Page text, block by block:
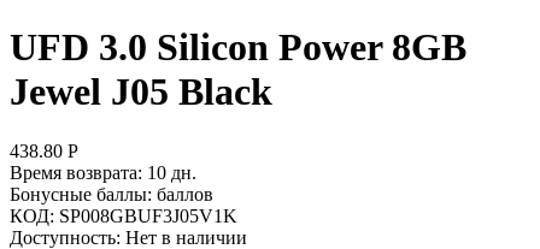
UFD 3.0 Silicon Power 8GB
Jewel J05 Black
438.80 Р
Время возврата: 10 дн.
Бонусные баллы: баллов
КОД: SP008GBUF3J05V1K
Доступность: Нет в наличии